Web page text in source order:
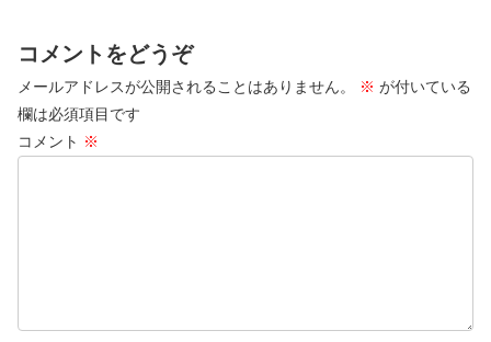
コメントをどうぞ
メールアドレスが公開されることはありません。 ※ が付いている
欄は必須項目です
コメント ※